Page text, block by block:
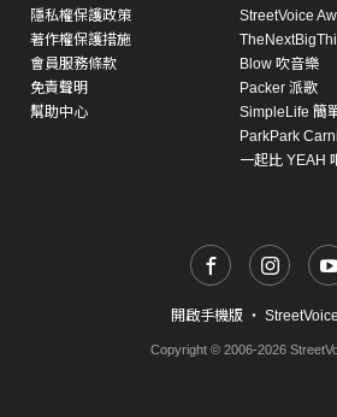
隱私權保護政策
著作權保護措施
會員服務條款
免責聲明
幫助中心
StreetVoice
Blow 吹音樂
Packer 派歌
SimpleLife 簡
ParkPark
一起比 YEAH
開啟手機版 ・
Copyright © 2006-2026